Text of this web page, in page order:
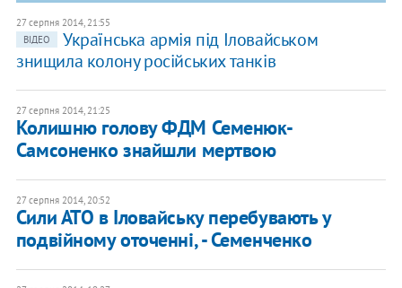
27 серпня 2014, 21:55
ВІДЕО
Українська армія під Іловайськом
знищила колону російських танків
27 серпня 2014, 21:25
Колишню голову ФДМ Семенюк-
Самсоненко знайшли мертвою
27 серпня 2014, 20:52
Сили АТО в Іловайську перебувають у
подвійному оточенні, - Семенченко